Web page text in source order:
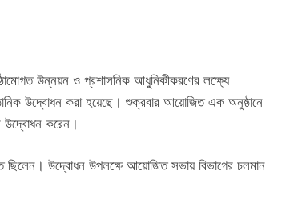
উন্নয়ন ও প্রশাসনিক আধুনিকীকরণের লক্ষ্যে
উদ্বোধন করা হয়েছে। শুক্রবার আয়োজিত এক অনুষ্ঠানে
উদ্বোধন করেন।
ছিলেন। উদ্বোধন উপলক্ষে আয়োজিত সভায় বিভাগের চলমান